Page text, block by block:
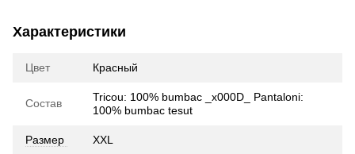
Характеристики
Цвет Красный
Состав
Tricou: 100% bumbac _x000D_ Pantaloni:
100% bumbac tesut
Размер XXL